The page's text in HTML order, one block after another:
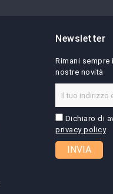
Newsletter
Rimani
nostre novità
Dichiaro di
privacy policy
INVIA